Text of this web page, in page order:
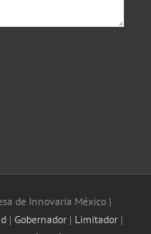
de Innovaria México |
| Gobernador | Limitador |